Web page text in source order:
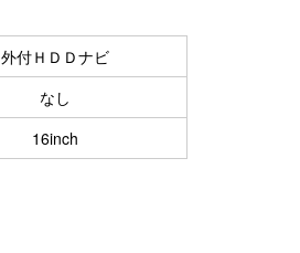
外付ＨＤＤナビ
なし
16inch